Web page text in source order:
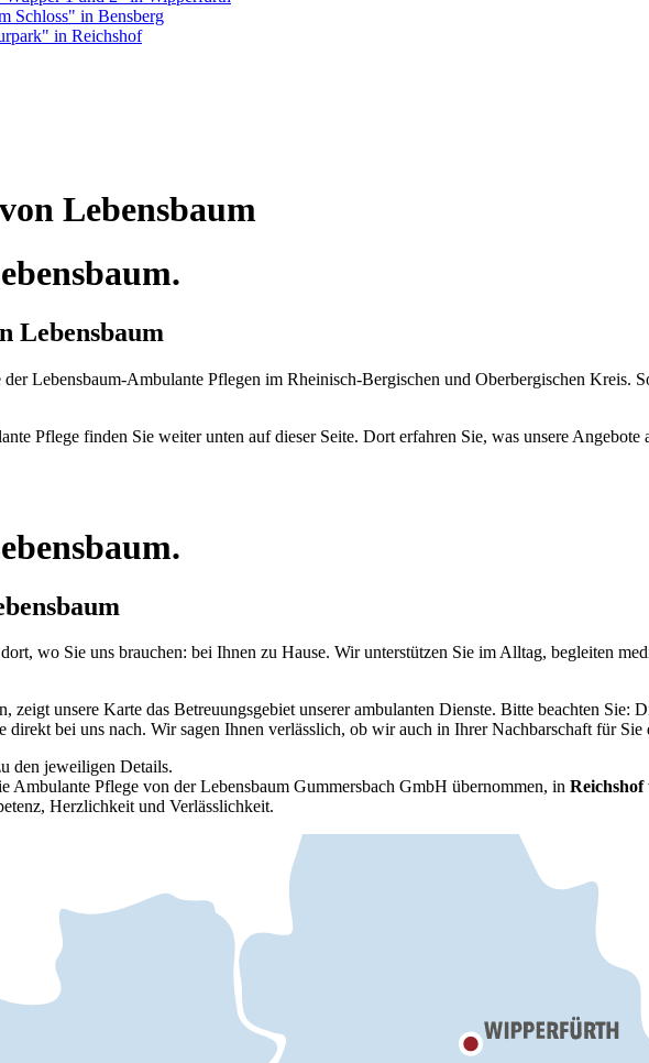
Schloss" in Bensberg
in Reichshof
Lebensbaum
Lebensbaum
der Lebensbaum-Ambulante Pflegen im Rheinisch-Bergischen und Oberbergischen
Pflege finden Sie weiter unten auf dieser Seite. Dort erfahren Sie, was unsere
wo Sie uns brauchen: bei Ihnen zu Hause. Wir unterstützen Sie im Alltag, begleiten
zeigt unsere Karte das Betreuungsgebiet unserer ambulanten Dienste. Bitte beachten
direkt bei uns nach. Wir sagen Ihnen verlässlich, ob wir auch in Ihrer Nachbarschaft für Sie
den jeweiligen Details.
Ambulante Pflege von der Lebensbaum Gummersbach GmbH übernommen, in Reichshof
Herzlichkeit und Verlässlichkeit.